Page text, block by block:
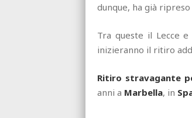
dunque, ha già
Tra queste il Lecce
inizieranno il ritiro
Ritiro stravagante
anni a Marbella, in